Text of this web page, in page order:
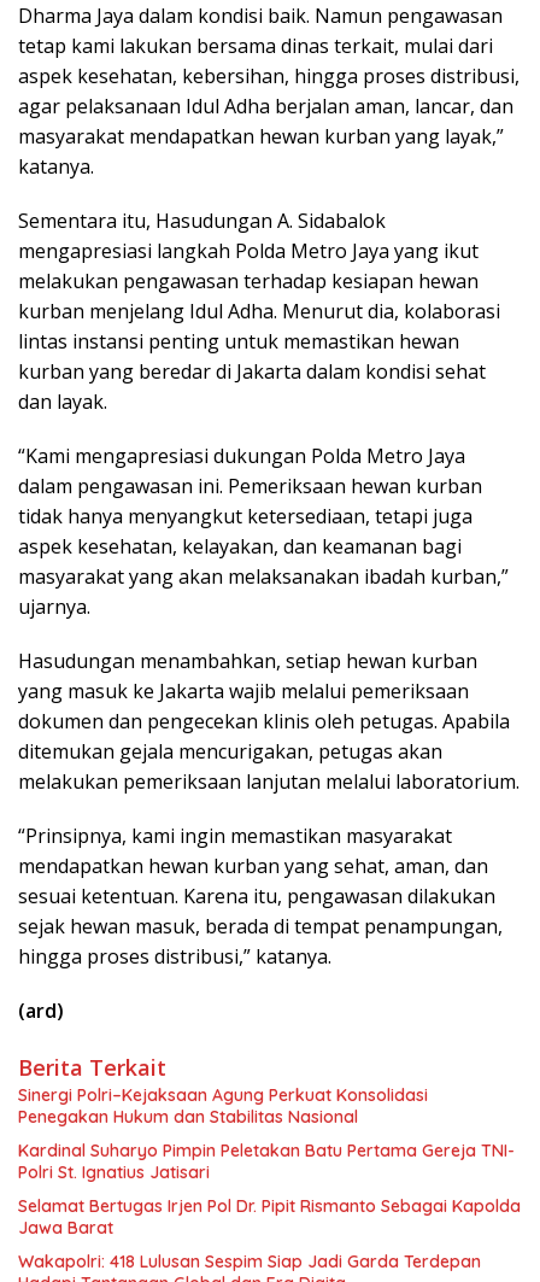
Dharma Jaya dalam kondisi baik. Namun pengawasan
tetap kami lakukan bersama dinas terkait, mulai dari
aspek kesehatan, kebersihan, hingga proses distribusi,
agar pelaksanaan Idul Adha berjalan aman, lancar, dan
masyarakat mendapatkan hewan kurban yang layak,”
katanya.
Sementara itu, Hasudungan A. Sidabalok
mengapresiasi langkah Polda Metro Jaya yang ikut
melakukan pengawasan terhadap kesiapan hewan
kurban menjelang Idul Adha. Menurut dia, kolaborasi
lintas instansi penting untuk memastikan hewan
kurban yang beredar di Jakarta dalam kondisi sehat
dan layak.
“Kami mengapresiasi dukungan Polda Metro Jaya
dalam pengawasan ini. Pemeriksaan hewan kurban
tidak hanya menyangkut ketersediaan, tetapi juga
aspek kesehatan, kelayakan, dan keamanan bagi
masyarakat yang akan melaksanakan ibadah kurban,”
ujarnya.
Hasudungan menambahkan, setiap hewan kurban
yang masuk ke Jakarta wajib melalui pemeriksaan
dokumen dan pengecekan klinis oleh petugas. Apabila
ditemukan gejala mencurigakan, petugas akan
melakukan pemeriksaan lanjutan melalui laboratorium.
“Prinsipnya, kami ingin memastikan masyarakat
mendapatkan hewan kurban yang sehat, aman, dan
sesuai ketentuan. Karena itu, pengawasan dilakukan
sejak hewan masuk, berada di tempat penampungan,
hingga proses distribusi,” katanya.
(ard)
Berita Terkait
Sinergi Polri–Kejaksaan Agung Perkuat Konsolidasi
Penegakan Hukum dan Stabilitas Nasional
Kardinal Suharyo Pimpin Peletakan Batu Pertama Gereja TNI-
Polri St. Ignatius Jatisari
Selamat Bertugas Irjen Pol Dr. Pipit Rismanto Sebagai Kapolda
Jawa Barat
Wakapolri: 418 Lulusan Sespim Siap Jadi Garda Terdepan